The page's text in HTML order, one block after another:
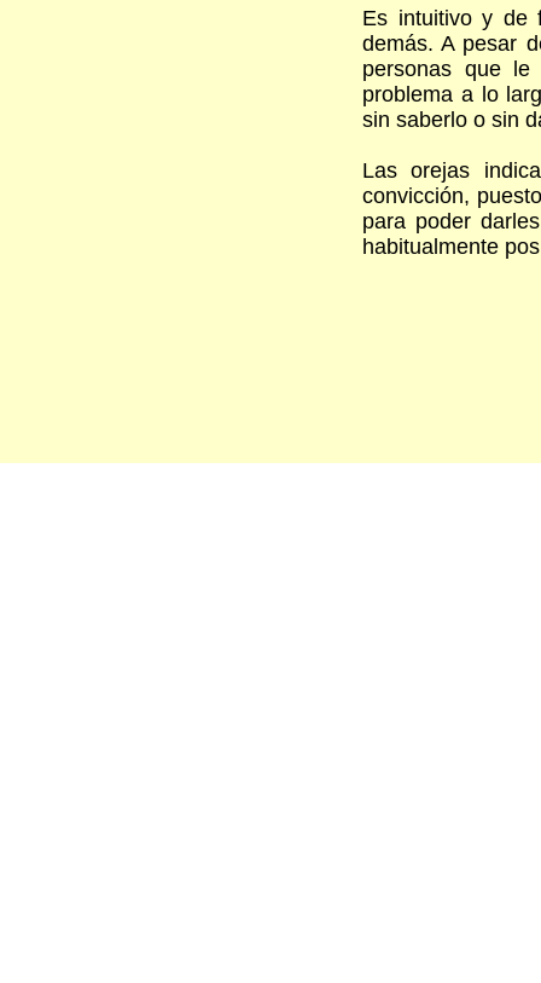
Es intuitivo y de
demás. A pesar
personas que
problema a lo
sin saberlo o sin
Las orejas
convicción,
para poder
habitualmente